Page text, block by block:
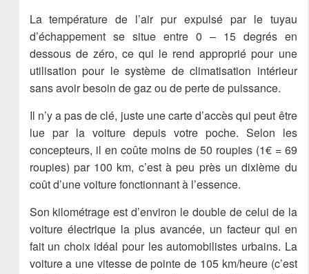
La température de l’air pur expulsé par le tuyau
d’échappement se situe entre 0 – 15 degrés en
dessous de zéro, ce qui le rend approprié pour une
utilisation pour le système de climatisation intérieur
sans avoir besoin de gaz ou de perte de puissance.
Il n’y a pas de clé, juste une carte d’accès qui peut être
lue par la voiture depuis votre poche. Selon les
concepteurs, il en coûte moins de 50 roupies (1€ = 69
roupies) par 100 km, c’est à peu près un dixième du
coût d’une voiture fonctionnant à l’essence.
Son kilométrage est d’environ le double de celui de la
voiture électrique la plus avancée, un facteur qui en
fait un choix idéal pour les automobilistes urbains. La
voiture a une vitesse de pointe de 105 km/heure (c’est